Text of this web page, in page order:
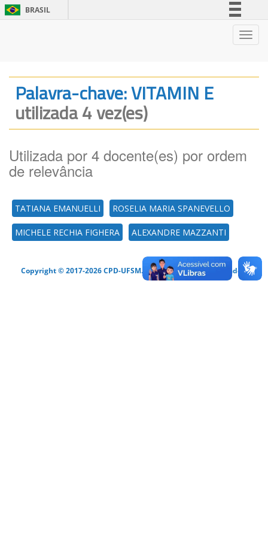
BRASIL
Legislação
Palavra-chave: VITAMIN E
utilizada 4 vez(es)
Utilizada por 4 docente(es) por ordem
de relevância
TATIANA EMANUELLI ROSELIA MARIA SPANEVELLO
MICHELE RECHIA FIGHERA ALEXANDRE MAZZANTI
Copyright © 2017-2026 CPD-UFSM. Todos os direitos reservados.